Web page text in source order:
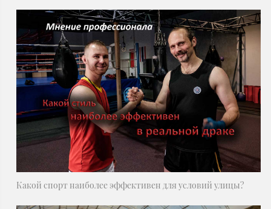
Какой спорт наиболее эффективен для условий улицы?